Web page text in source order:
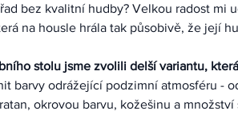
bez kvalitní hudby? Velkou radost mi
na housle hrála tak působivě, že její
stolu jsme zvolili delší variantu,
barvy odrážející podzimní atmosféru -
okrovou barvu, kožešinu a